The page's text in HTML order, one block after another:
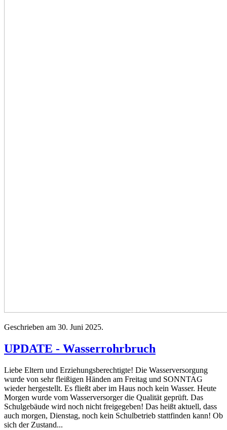
Geschrieben am 30. Juni 2025.
UPDATE - Wasserrohrbruch
Liebe Eltern und Erziehungsberechtigte! Die Wasserversorgung
wurde von sehr fleißigen Händen am Freitag und SONNTAG
wieder hergestellt. Es fließt aber im Haus noch kein Wasser. Heute
Morgen wurde vom Wasserversorger die Qualität geprüft. Das
Schulgebäude wird noch nicht freigegeben! Das heißt aktuell, dass
auch morgen, Dienstag, noch kein Schulbetrieb stattfinden kann! Ob
sich der Zustand...